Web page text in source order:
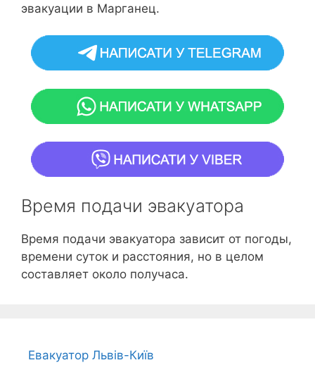
эвакуации в Марганец.
Время подачи эвакуатора
Время подачи эвакуатора зависит от погоды,
времени суток и расстояния, но в целом
составляет около получаса.
Евакуатор Львів-Київ